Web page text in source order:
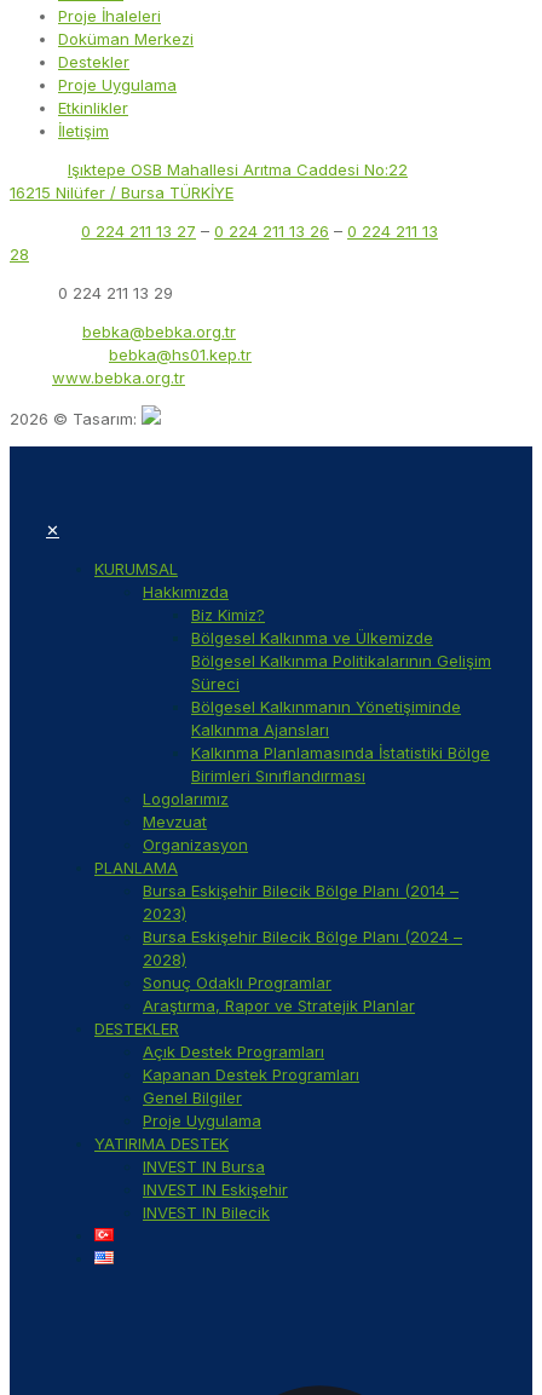
Proje İhaleleri
Doküman Merkezi
Destekler
Proje Uygulama
Etkinlikler
İletişim
Işıktepe OSB Mahallesi Arıtma Caddesi No:22
16215 Nilüfer / Bursa TÜRKİYE
0 224 211 13 27 – 0 224 211 13 26 – 0 224 211 13
28
0 224 211 13 29
bebka@bebka.org.tr
bebka@hs01.kep.tr
www.bebka.org.tr
2026 © Tasarım:
✕
KURUMSAL
Hakkımızda
Biz Kimiz?
Bölgesel Kalkınma ve Ülkemizde
Bölgesel Kalkınma Politikalarının Gelişim
Süreci
Bölgesel Kalkınmanın Yönetişiminde
Kalkınma Ajansları
Kalkınma Planlamasında İstatistiki Bölge
Birimleri Sınıflandırması
Logolarımız
Mevzuat
Organizasyon
PLANLAMA
Bursa Eskişehir Bilecik Bölge Planı (2014 –
2023)
Bursa Eskişehir Bilecik Bölge Planı (2024 –
2028)
Sonuç Odaklı Programlar
Araştırma, Rapor ve Stratejik Planlar
DESTEKLER
Açık Destek Programları
Kapanan Destek Programları
Genel Bilgiler
Proje Uygulama
YATIRIMA DESTEK
INVEST IN Bursa
INVEST IN Eskişehir
INVEST IN Bilecik